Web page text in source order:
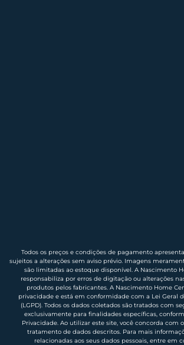
Todos os preços e condições de pagamento
sujeitos a alterações sem aviso prévio. Imagens
são limitadas ao estoque disponível. A Nascimento
responsabiliza por erros de digitação ou alterações
produtos pelos fabricantes. A Nascimento Home
privacidade e está em conformidade com a Lei Geral
(LGPD). Todos os dados coletados são tratados com
exclusivamente para finalidades específicas,
Privacidade. Ao utilizar este site, você concorda com
tratamento de dados descritos. Para mais
relacionadas aos seus dados pessoais, entre em